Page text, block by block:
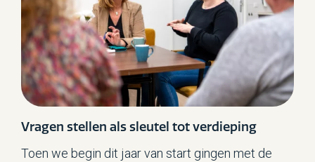
Vragen stellen als sleutel tot verdieping
Toen we begin dit jaar van start gingen met de